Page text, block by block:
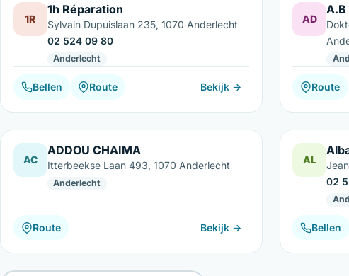
1R
1h Réparation
Sylvain Dupuislaan 235, 1070 Anderlecht
02 524 09 80
Anderlecht
Bellen Route Bekijk →
AD
Route
AC
ADDOU CHAIMA
Itterbeekse Laan 493, 1070 Anderlecht
Anderlecht
Route Bekijk →
AL
02
Bellen